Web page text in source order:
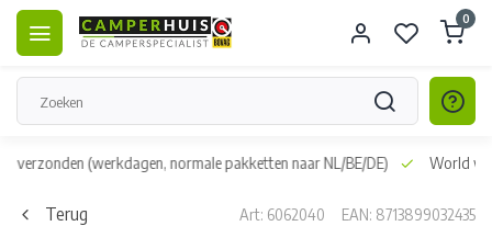
0
verzonden (werkdagen, normale pakketten naar NL/BE/DE) World
Terug Art: 6062040 EAN: 8713899032435